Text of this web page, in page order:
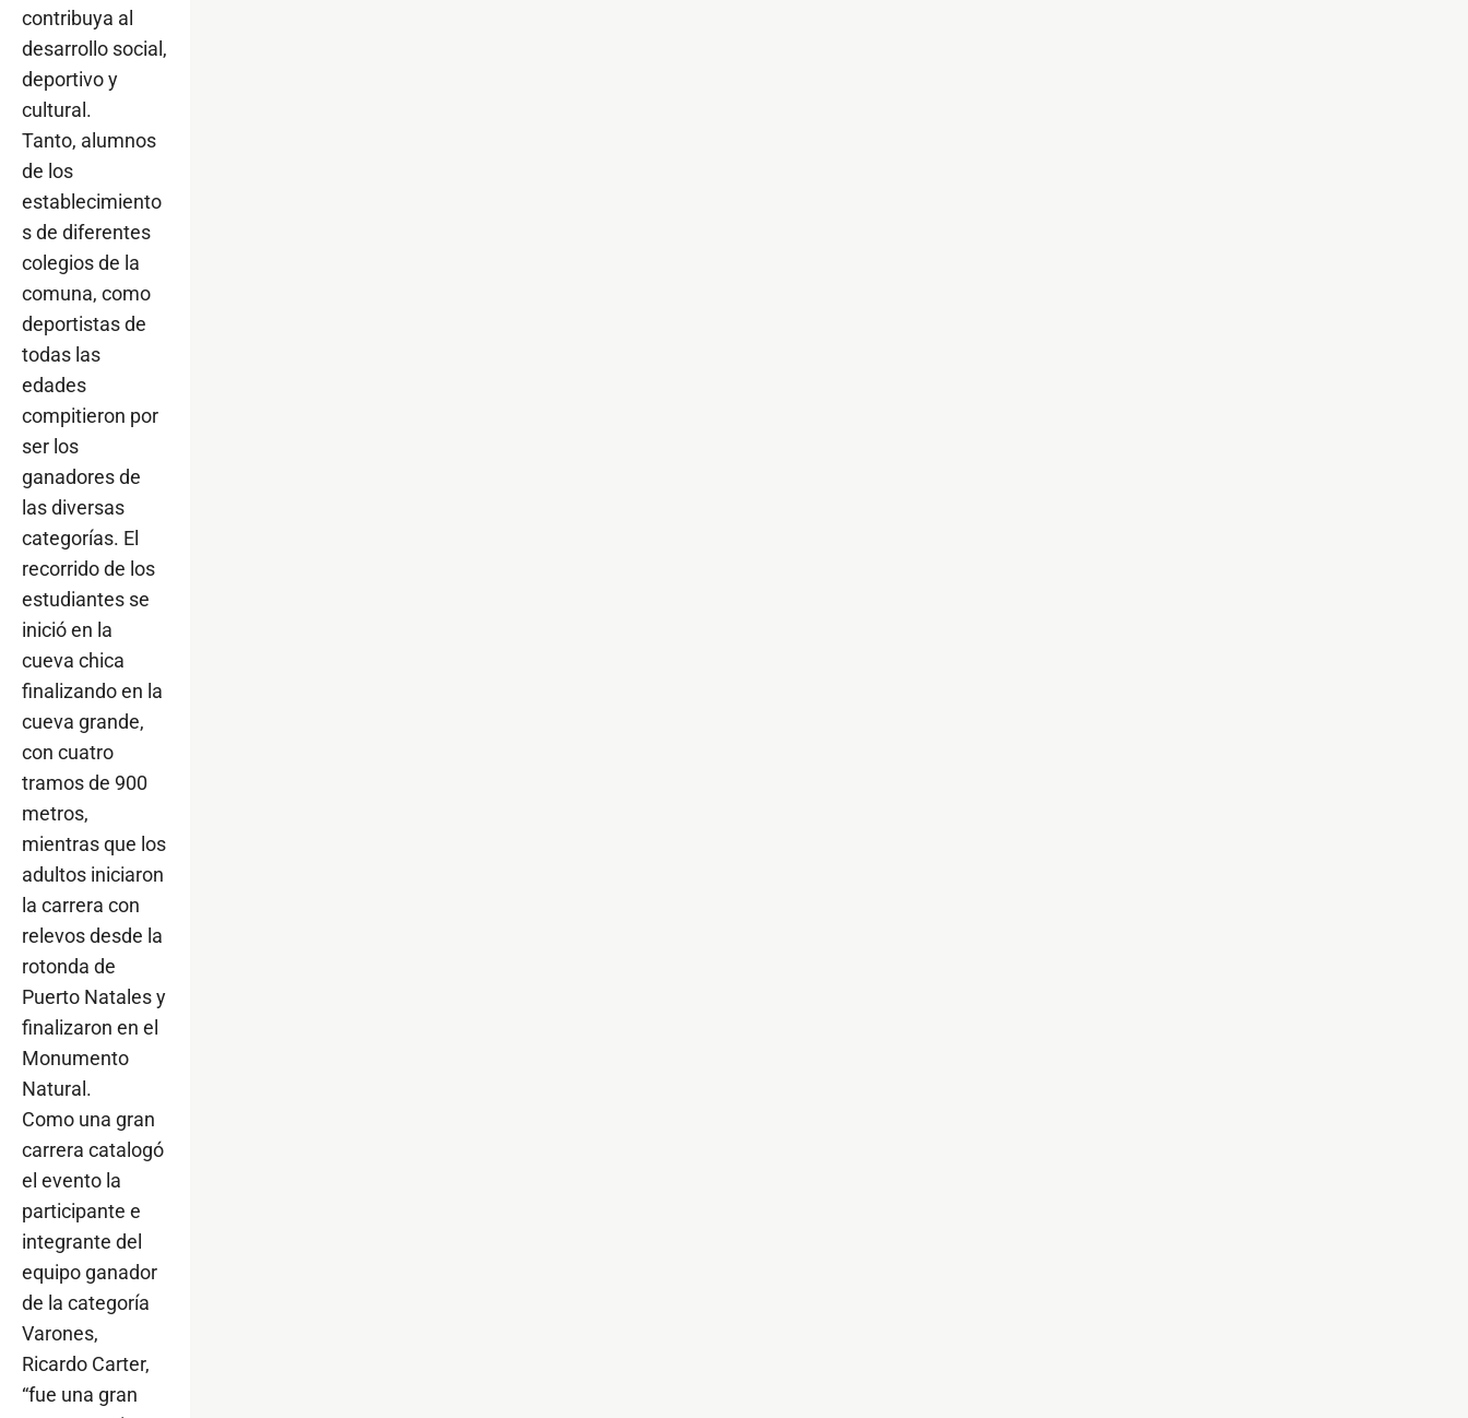
contribuya al
desarrollo social,
deportivo y
cultural.
Tanto, alumnos
de los
establecimiento
s de diferentes
colegios de la
comuna, como
deportistas de
todas las
edades
compitieron por
ser los
ganadores de
las diversas
categorías. El
recorrido de los
estudiantes se
inició en la
cueva chica
finalizando en la
cueva grande,
con cuatro
tramos de 900
metros,
mientras que los
adultos iniciaron
la carrera con
relevos desde la
rotonda de
Puerto Natales y
finalizaron en el
Monumento
Natural.
Como una gran
carrera catalogó
el evento la
participante e
integrante del
equipo ganador
de la categoría
Varones,
Ricardo Carter,
“fue una gran